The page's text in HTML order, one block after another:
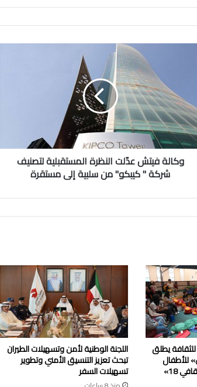
المستقبلية
وكالة فيتش عدّلت النظرة المستقبلية لتصنيف
شركة " كيبكو" من سلبية إلى مستقرة
يطلق
للأطفال
18»
اللجنة الوطنية لأمن وتسهيلات الطيران
تبحث تعزيز التنسيق الأمني وتطوير
تسهيلات السفر